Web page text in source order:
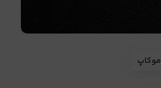
موکاپ